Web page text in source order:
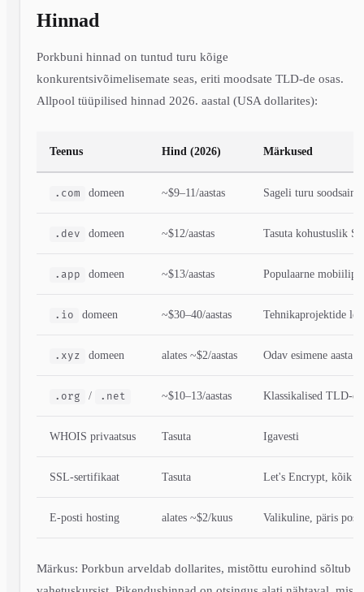
Hinnad
Porkbuni hinnad on tuntud turu kõige
konkurentsivõimelisemate seas, eriti moodsate TLD-de osas.
Allpool tüüpilised hinnad 2026. aastal (USA dollarites):
Teenus Hind (2026) Märkused
.com domeen ~$9–11/aastas Sageli turu soodsaim
.dev domeen ~$12/aastas Tasuta kohustuslik
.app domeen ~$13/aastas Populaarne
.io domeen ~$30–40/aastas Tehnikaprojektide
.xyz domeen alates ~$2/aastas Odav esimene aasta
.org / .net ~$10–13/aastas Klassikalised TLD-d
WHOIS privaatsus Tasuta Igavesti
SSL-sertifikaat Tasuta Let's Encrypt, kõik
E-posti hosting alates ~$2/kuus Valikuline, päris
Märkus: Porkbun arveldab dollarites, mistõttu eurohind sõltub